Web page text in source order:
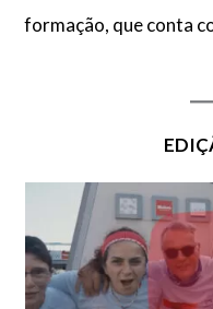
formação, que conta